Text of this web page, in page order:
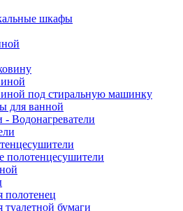
шкафы
под стиральную машинку
для ванной
Водонагреватели
полотенцесушители
полотенец
туалетной бумаги